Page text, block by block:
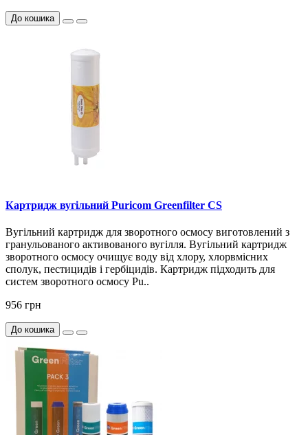
До кошика
Картридж вугільний Puricom Greenfilter CS
Вугільний картридж для зворотного осмосу виготовлений з
гранульованого активованого вугілля. Вугільний картридж
зворотного осмосу очищує воду від хлору, хлорвмісних
сполук, пестицидів і гербіцидів. Картридж підходить для
систем зворотного осмосу Pu..
956 грн
До кошика